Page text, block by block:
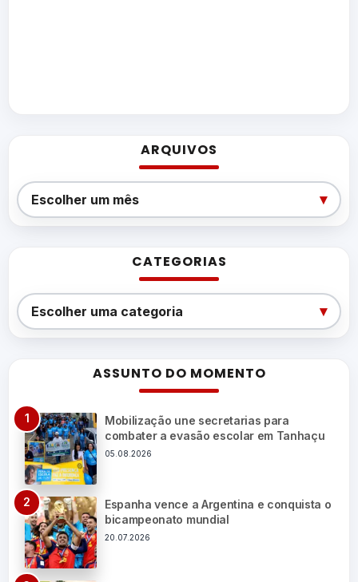
ARQUIVOS
Arquivos
Escolher um mês ▾
CATEGORIAS
Categorias
Escolher uma categoria ▾
ASSUNTO DO MOMENTO
Mobilização une secretarias para
combater a evasão escolar em Tanhaçu
05.08.2026
Espanha vence a Argentina e conquista o
bicampeonato mundial
20.07.2026